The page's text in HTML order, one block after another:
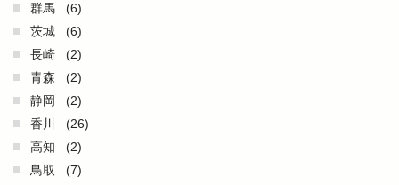
群馬
(6)
茨城
(6)
長崎
(2)
青森
(2)
静岡
(2)
香川
(26)
高知
(2)
鳥取
(7)